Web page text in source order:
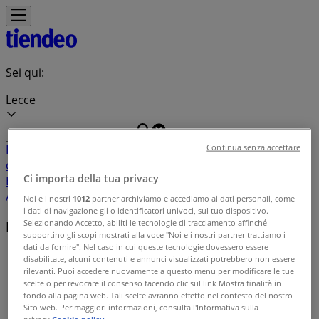
Sei qui:
Lecce
In Evidenza ElettronicaNovitàCura
casa e corpo
BenessereInfanzia e giochiAnimali
AssicurazioniViaggiRistorantiServizi
Indice delle offerte in Lecce
Tiendeo a Lecce»
Indice delle offerte
Ci importa della tua privacy
Noi e i nostri 1012 partner archiviamo e accediamo ai dati personali, come
i dati di navigazione gli o identificatori univoci, sul tuo dispositivo.
Selezionando Accetto, abiliti le tecnologie di tracciamento affinché
supportino gli scopi mostrati alla voce "Noi e i nostri partner trattiamo i
dati da fornire". Nel caso in cui queste tecnologie dovessero essere
disabilitate, alcuni contenuti e annunci visualizzati potrebbero non essere
rilevanti. Puoi accedere nuovamente a questo menu per modificare le tue
scelte o per revocare il consenso facendo clic sul link Mostra finalità in
fondo alla pagina web. Tali scelte avranno effetto nel contesto del nostro
Sito web. Per maggiori informazioni, consulta l'Informativa sulla
Continua senza accettare